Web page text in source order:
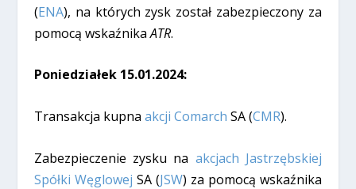
(ENA), na których zysk został zabezpieczony za
pomocą wskaźnikaATR.
Poniedziałek 15.01.2024:
Transakcja kupna akcji Comarch SA (CMR).
Zabezpieczenie zysku na akcjach Jastrzębskiej
Spółki Węglowej SA (JSW) za pomocą wskaźnika